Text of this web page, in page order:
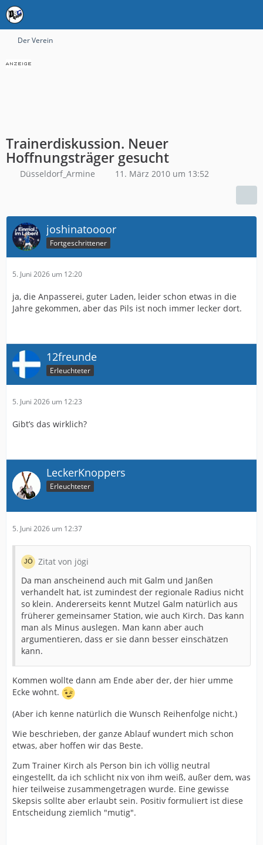
Der Verein
Trainerdiskussion. Neuer
Hoffnungsträger gesucht
Düsseldorf_Armine 11. März 2010 um 13:52
joshinatoooor
Fortgeschrittener
5. Juni 2026 um 12:20
ja, die Anpasserei, guter Laden, leider schon etwas in die
Jahre gekommen, aber das Pils ist noch immer lecker dort.
12freunde
Erleuchteter
5. Juni 2026 um 12:23
Gibt’s das wirklich?
LeckerKnoppers
Erleuchteter
5. Juni 2026 um 12:37
Zitat von jögi
Da man anscheinend auch mit Galm und Janßen
verhandelt hat, ist zumindest der regionale Radius nicht
so klein. Andererseits kennt Mutzel Galm natürlich aus
früherer gemeinsamer Station, wie auch Kirch. Das kann
man als Minus auslegen. Man kann aber auch
argumentieren, dass er sie dann besser einschätzen
kann.
Kommen wollte dann am Ende aber der, der hier umme
Ecke wohnt.
(Aber ich kenne natürlich die Wunsch Reihenfolge nicht.)
Wie beschrieben, der ganze Ablauf wundert mich schon
etwas, aber hoffen wir das Beste.
Zum Trainer Kirch als Person bin ich völlig neutral
eingestellt, da ich schlicht nix von ihm weiß, außer dem, was
hier teilweise zusammengetragen wurde. Eine gewisse
Skepsis sollte aber erlaubt sein. Positiv formuliert ist diese
Entscheidung ziemlich "mutig".